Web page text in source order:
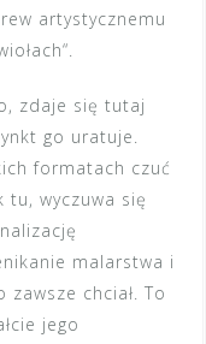
artystycznemu
zdaje się tutaj
go uratuje.
formatach czuć
tu, wyczuwa się
malarstwa i
chciał. To
jego